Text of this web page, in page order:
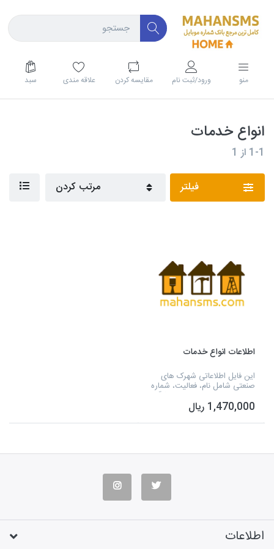
منو ورود/ثبت نام مقايسه كردن علاقه مندی سبد
انواع خدمات
1-1 از 1
فیلتر مرتب کردن
اطلاعات انواع خدمات
این فایل اطلاعاتی شهرک های
صنعتی شامل نام، فعالیت، شماره
تلفن خدمات قالیشویی، فروشگاه
های زنجیره ای، فروشگاه های
تعاونی مصرف، پلاستیک، بازار و
میوه و تره بار...
1,470,000 ریال
اطلاعات